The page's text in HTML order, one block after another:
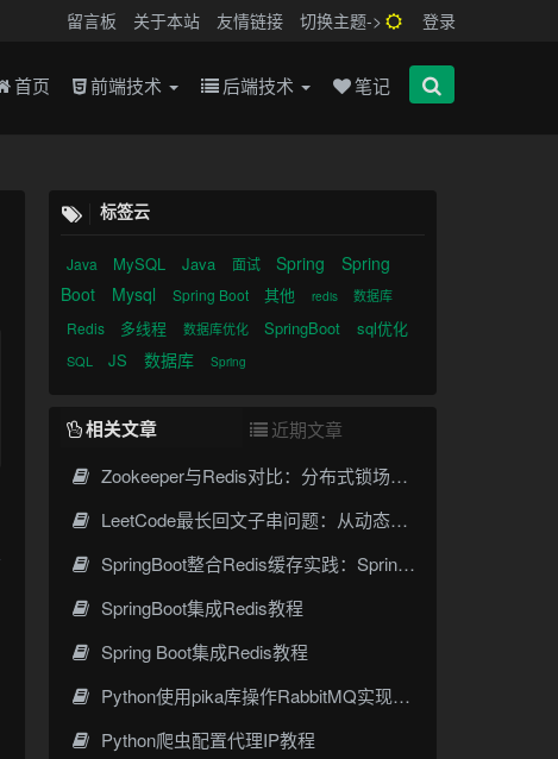
留言板 关于本站 友情链接 切换主题-> 登录
首页 前端技术 后端技术 笔记
标签云
Java MySQL Java 面试 Spring
Spring
Boot
Mysql Spring Boot 其他 redis 数据库
Redis 多线程 数据库优化 SpringBoot sql优化
SQL JS 数据库 Spring
相关文章
近期文章
Zookeeper与Redis对比：分布式锁场景下的架构选择
LeetCode最长回文子串问题：从动态规划到Manacher算法
SpringBoot整合Redis缓存实践：Spring Cache高效数据缓存方案
SpringBoot集成Redis教程
Spring Boot集成Redis教程
Python使用pika库操作RabbitMQ实现需求
Python爬虫配置代理IP教程